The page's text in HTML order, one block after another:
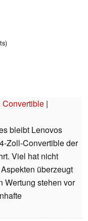
Convertible |
bleibt Lenovos
Zoll-Convertible der
Viel hat nicht
überzeugt
Wertung stehen vor